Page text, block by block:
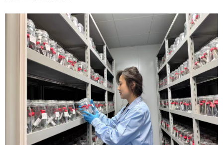
学术中国 乡村振兴 溯源中国
城市 旅游 会展
娱乐 时尚 悦读
一带一路 亚太网 上市公司
文化产业